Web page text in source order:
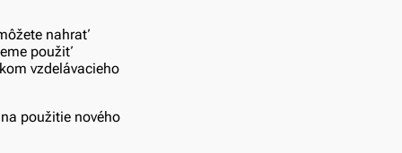
nahrať
použiť
vzdelávacieho
použitie nového